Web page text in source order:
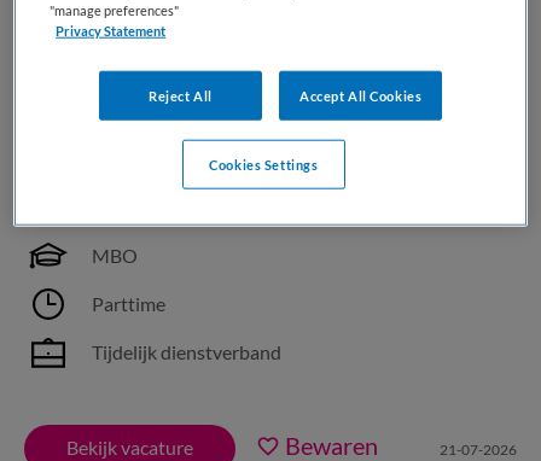
Bekijk vacature
Pedagogisch professional spelinloop
Amsterdam
MBO
Parttime
Tijdelijk dienstverband
Bekijk vacature Bewaren 21-07-2026
"manage preferences"
Privacy Statement
Reject All Accept All Cookies
Cookies Settings